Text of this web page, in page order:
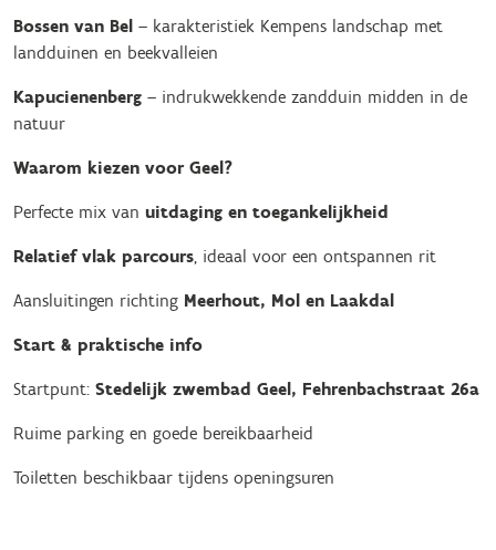
Bossen van Bel – karakteristiek Kempens landschap met
landduinen en beekvalleien
Kapucienenberg – indrukwekkende zandduin midden in de
natuur
Waarom kiezen voor Geel?
Perfecte mix van uitdaging en toegankelijkheid
Relatief vlak parcours, ideaal voor een ontspannen rit
Aansluitingen richting Meerhout, Mol en Laakdal
Start & praktische info
Startpunt: Stedelijk zwembad Geel, Fehrenbachstraat 26a
Ruime parking en goede bereikbaarheid
Toiletten beschikbaar tijdens openingsuren